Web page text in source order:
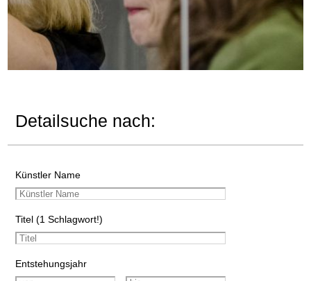
Detailsuche nach:
Künstler Name
Titel (1 Schlagwort!)
Entstehungsjahr